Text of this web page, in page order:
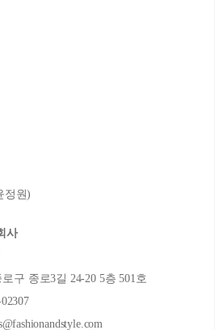
정원)
사
구 종로3길 24-20 5층 501호